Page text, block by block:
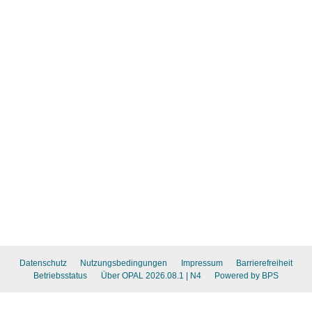
Datenschutz Nutzungsbedingungen Impressum
Barrierefreiheit
Betriebsstatus
Über OPAL 2026.08.1 | N4 Powered by BPS